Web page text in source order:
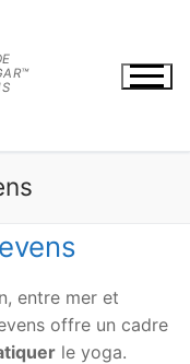
entre mer et
offre un cadre
le yoga.